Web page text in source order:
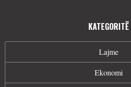
KATEGORITË
Lajme
Ekonomi